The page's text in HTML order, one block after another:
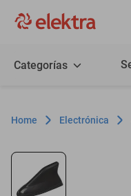
Categorías
Electrónica